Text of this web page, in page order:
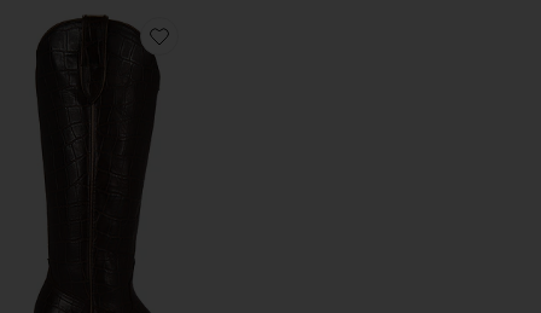
Favorite CASANOVA ブーツ